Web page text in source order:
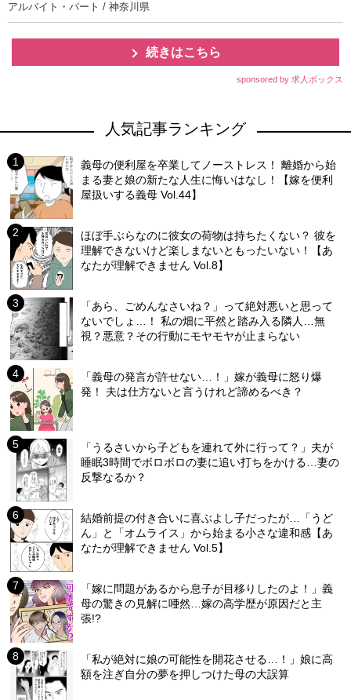
アルバイト・パート / 神奈川県
続きはこちら
sponsored by 求人ボックス
人気記事ランキング
義母の便利屋を卒業してノーストレス！ 離婚から始
まる妻と娘の新たな人生に悔いはなし！【嫁を便利
屋扱いする義母 Vol.44】
ほぼ手ぶらなのに彼女の荷物は持ちたくない？ 彼を
理解できないけど楽しまないともったいない！【あ
なたが理解できません Vol.8】
「あら、ごめんなさいね？」って絶対悪いと思って
ないでしょ…！ 私の畑に平然と踏み入る隣人…無
視？悪意？その行動にモヤモヤが止まらない
「義母の発言が許せない…！」嫁が義母に怒り爆
発！ 夫は仕方ないと言うけれど諦めるべき？
「うるさいから子どもを連れて外に行って？」夫が
睡眠3時間でボロボロの妻に追い打ちをかける…妻の
反撃なるか？
結婚前提の付き合いに喜ぶよし子だったが…「うど
ん」と「オムライス」から始まる小さな違和感【あ
なたが理解できません Vol.5】
「嫁に問題があるから息子が目移りしたのよ！」義
母の驚きの見解に唖然…嫁の高学歴が原因だと主
張!?
「私が絶対に娘の可能性を開花させる…！」娘に高
額を注ぎ自分の夢を押しつけた母の大誤算